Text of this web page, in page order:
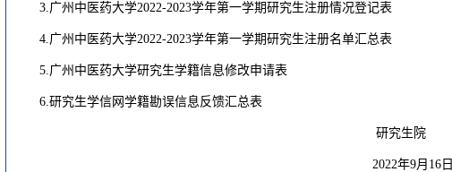
3.广州中医药大学2022-2023学年第一学期研究生注册情况登记表
4.广州中医药大学2022-2023学年第一学期研究生注册名单汇总表
5.广州中医药大学研究生学籍信息修改申请表
6.研究生学信网学籍勘误信息反馈汇总表
研究生院
2022年9月16日